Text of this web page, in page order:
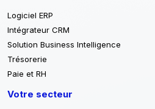
Logiciel ERP
Intégrateur CRM
Solution Business Intelligence
Trésorerie
Paie et RH
Votre secteur